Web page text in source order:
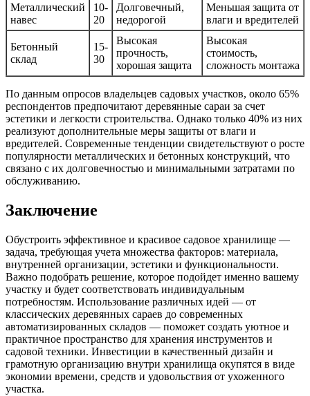
Металлический
навес
10-
20
Долговечный,
недорогой
Меньшая защита от
влаги и вредителей
Бетонный
склад
15-
30
Высокая
прочность,
хорошая защита
Высокая
стоимость,
сложность монтажа
По данным опросов владельцев садовых участков, около 65%
респондентов предпочитают деревянные сараи за счет
эстетики и легкости строительства. Однако только 40% из них
реализуют дополнительные меры защиты от влаги и
вредителей. Современные тенденции свидетельствуют о росте
популярности металлических и бетонных конструкций, что
связано с их долговечностью и минимальными затратами по
обслуживанию.
Заключение
Обустроить эффективное и красивое садовое хранилище —
задача, требующая учета множества факторов: материала,
внутренней организации, эстетики и функциональности.
Важно подобрать решение, которое подойдет именно вашему
участку и будет соответствовать индивидуальным
потребностям. Использование различных идей — от
классических деревянных сараев до современных
автоматизированных складов — поможет создать уютное и
практичное пространство для хранения инструментов и
садовой техники. Инвестиции в качественный дизайн и
грамотную организацию внутри хранилища окупятся в виде
экономии времени, средств и удовольствия от ухоженного
участка.